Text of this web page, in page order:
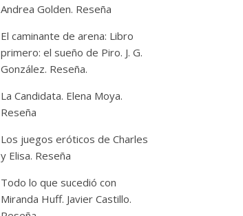
Andrea Golden. Reseña
El caminante de arena: Libro
primero: el sueño de Piro. J. G.
González. Reseña.
La Candidata. Elena Moya.
Reseña
Los juegos eróticos de Charles
y Elisa. Reseña
Todo lo que sucedió con
Miranda Huff. Javier Castillo.